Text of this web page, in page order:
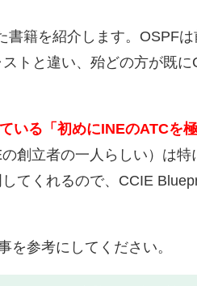
籍を紹介します。OSPFは
トと違い、殆どの方が既
いる「初めにINEのATCを
創立者の一人らしい）は特
てくれるので、CCIE
を参考にしてください。